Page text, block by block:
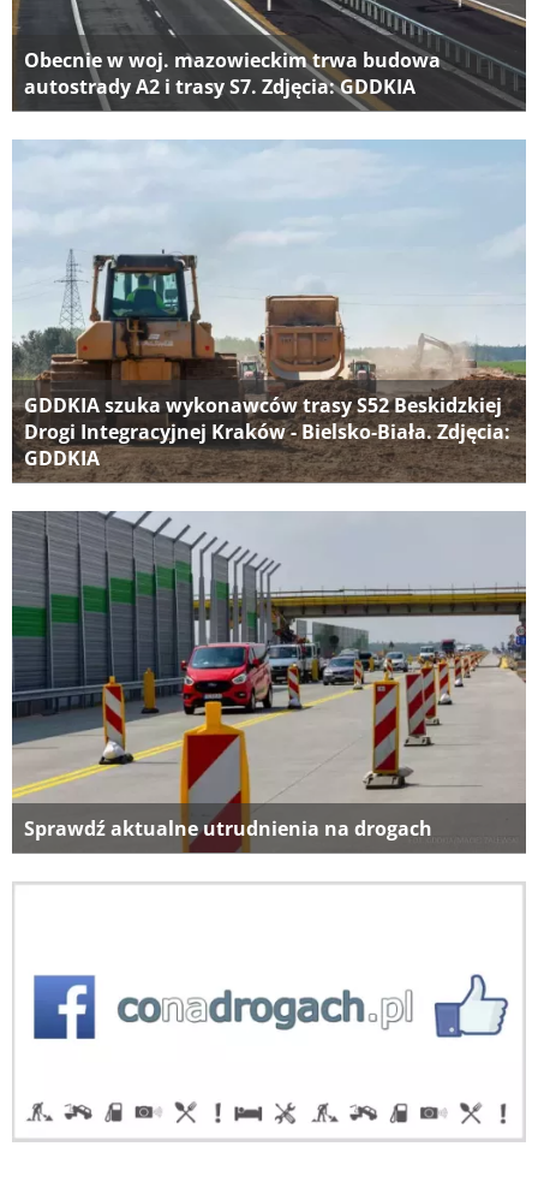
Obecnie w woj. mazowieckim trwa budowa
autostrady A2 i trasy S7. Zdjęcia: GDDKIA
GDDKIA szuka wykonawców trasy S52 Beskidzkiej
Drogi Integracyjnej Kraków - Bielsko-Biała. Zdjęcia:
GDDKIA
Sprawdź aktualne utrudnienia na drogach